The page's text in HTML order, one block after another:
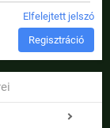
Elfelejtett jelszó
Regisztráció